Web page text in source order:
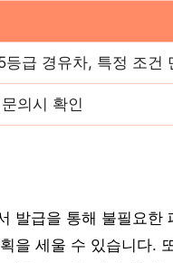
등급 경유차, 특정 조건
의시 확인
발급을 통해 불필요한
을 세울 수 있습니다.